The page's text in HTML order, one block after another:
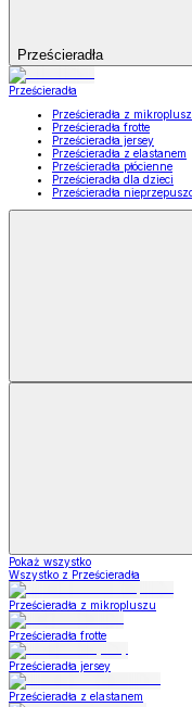
Prześcieradła
Prześcieradła
Prześcieradła z
Prześcieradła frotte
Prześcieradła jersey
Prześcieradła z elastanem
Prześcieradła płócienne
Prześcieradła dla dzieci
Prześcieradła
Pokaż wszystko
Wszystko z Prześcieradła
Prześcieradła z mikropluszu
Prześcieradła frotte
Prześcieradła jersey
Prześcieradła z elastanem